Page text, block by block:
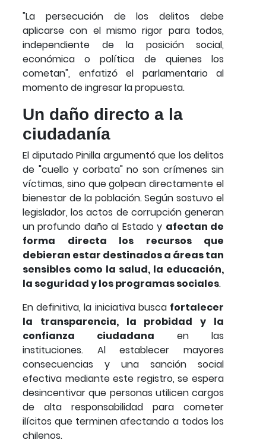
"La persecución de los delitos debe
aplicarse con el mismo rigor para todos,
independiente de la posición social,
económica o política de quienes los
cometan", enfatizó el parlamentario al
momento de ingresar la propuesta.
Un daño directo a la
ciudadanía
El diputado Pinilla argumentó que los delitos
de "cuello y corbata" no son crímenes sin
víctimas, sino que golpean directamente el
bienestar de la población. Según sostuvo el
legislador, los actos de corrupción generan
un profundo daño al Estado y afectan de
forma directa los recursos que
debieran estar destinados a áreas tan
sensibles como la salud, la educación,
la seguridad y los programas sociales.
En definitiva, la iniciativa busca fortalecer
la transparencia, la probidad y la
confianza ciudadana en las
instituciones. Al establecer mayores
consecuencias y una sanción social
efectiva mediante este registro, se espera
desincentivar que personas utilicen cargos
de alta responsabilidad para cometer
ilícitos que terminen afectando a todos los
chilenos.